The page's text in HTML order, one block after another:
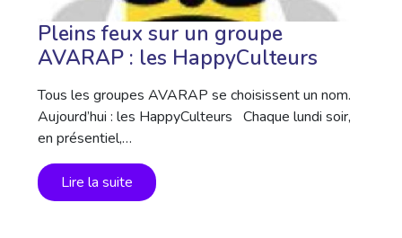
Pleins feux sur un groupe
AVARAP : les HappyCulteurs
Tous les groupes AVARAP se choisissent un nom.
Aujourd’hui : les HappyCulteurs Chaque lundi soir,
en présentiel,…
Lire la suite